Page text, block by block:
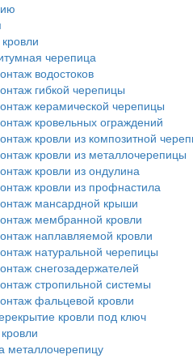
черепица
водостоков
гибкой черепицы
керамической черепицы
кровельных ограждений
кровли из композитной
кровли из металлочерепицы
кровли из ондулина
кровли из профнастила
мансардной крыши
мембранной кровли
наплавляемой кровли
натуральной черепицы
снегозадержателей
стропильной системы
фальцевой кровли
кровли под ключ
металлочерепицу